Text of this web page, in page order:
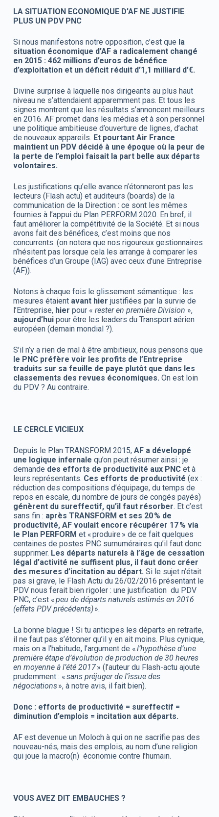
LA SITUATION ECONOMIQUE D'AF NE JUSTIFIE
PLUS UN PDV PNC
Si nous manifestons notre opposition, c’est que la
situation économique d’AF a radicalement changé
en 2015 : 462 millions d’euros de bénéfice
d’exploitation et un déficit réduit d’1,1 milliard d’€.
Divine surprise à laquelle nos dirigeants au plus haut
niveau ne s’attendaient apparemment pas. Et tous les
signes montrent que les résultats s’annoncent meilleurs
en 2016. AF promet dans les médias et à son personnel
une politique ambitieuse d’ouverture de lignes, d’achat
de nouveaux appareils. Et pourtant Air France
maintient un PDV décidé à une époque où la peur de
la perte de l’emploi faisait la part belle aux départs
volontaires.
Les justifications qu’elle avance n’étonneront pas les
lecteurs (Flash actu) et auditeurs (boards) de la
communication de la Direction : ce sont les mêmes
fournies à l’appui du Plan PERFORM 2020. En bref, il
faut améliorer la compétitivité de la Société. Et si nous
avons fait des bénéfices, c’est moins que nos
concurrents. (on notera que nos rigoureux gestionnaires
n’hésitent pas lorsque cela les arrange à comparer les
bénéfices d’un Groupe (IAG) avec ceux d’une Entreprise
(AF)).
Notons à chaque fois le glissement sémantique : les
mesures étaient avant hier justifiées par la survie de
l’Entreprise, hier pour « rester en première Division »,
aujourd’huipour être les leaders du Transport aérien
européen (demain mondial ?).
S’il n’y a rien de mal à être ambitieux, nous pensons que
le PNC préfère voir les profits de l’Entreprise
traduits sur sa feuille de paye plutôt que dans les
classements des revues économiques. On est loin
du PDV ? Au contraire.
LE CERCLE VICIEUX
Depuis le Plan TRANSFORM 2015, AF a développé
une logique infernale qu’on peut résumer ainsi : je
demande des efforts de productivité aux PNCet à
leurs représentants. Ces efforts de productivité (ex :
réduction des compositions d’équipage, du temps de
repos en escale, du nombre de jours de congés payés)
génèrent du sureffectif, qu’il faut résorber. Et c’est
sans fin : après TRANSFORM et ses 20 % de
productivité, AF voulait encore récupérer 17 % via
le Plan PERFORM et « produire » de ce fait quelques
centaines de postes PNC surnuméraires qu’il faut donc
supprimer. Les départs naturels à l’âge de cessation
légal d’activité ne suffisent plus, il faut donc créer
des mesures d’incitation au départ. Si le sujet n’était
pas si grave, le Flash Actu du 26/02/2016 présentant le
PDV nous ferait bien rigoler : une justification du PDV
PNC, c’est «peu de départs naturels estimés en 2016
(effets PDV précédents)».
La bonne blague ! Si tu anticipes les départs en retraite,
il ne faut pas s’étonner qu’il y en ait moins. Plus cynique,
mais on a l’habitude, l’argument de «l’hypothèse d’une
première étape d’évolution de production de 30 heures
en moyenne à l’été 2017» (l’auteur du Flash-actu ajoute
prudemment : «sans préjuger de l’issue des
négociations», à notre avis, il fait bien).
Donc : efforts de productivité = sureffectif =
diminution d’emplois = incitation aux départs.
AF est devenue un Moloch à qui on ne sacrifie pas des
nouveau-nés, mais des emplois, au nom d’une religion
qui joue la macro(n) économie contre l’humain.
VOUS AVEZ DIT EMBAUCHES ?